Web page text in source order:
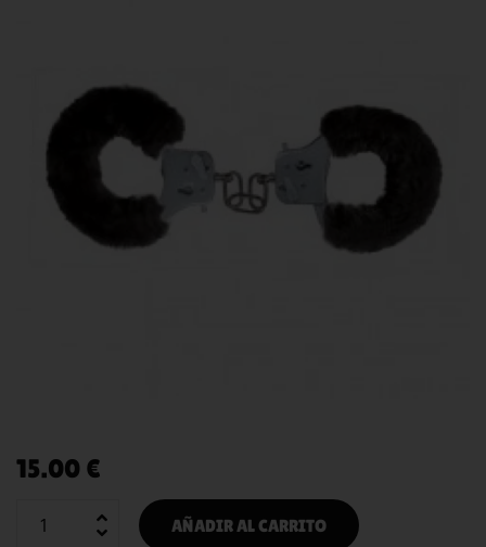
15.00 €
AÑADIR AL CARRITO